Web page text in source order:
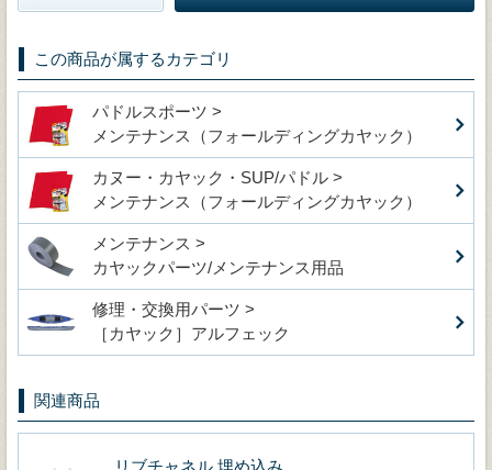
この商品が属するカテゴリ
パドルスポーツ >
メンテナンス（フォールディングカヤック）
カヌー・カヤック・SUP/パドル >
メンテナンス（フォールディングカヤック）
メンテナンス >
カヤックパーツ/メンテナンス用品
修理・交換用パーツ >
［カヤック］アルフェック
関連商品
リブチャネル 埋め込み